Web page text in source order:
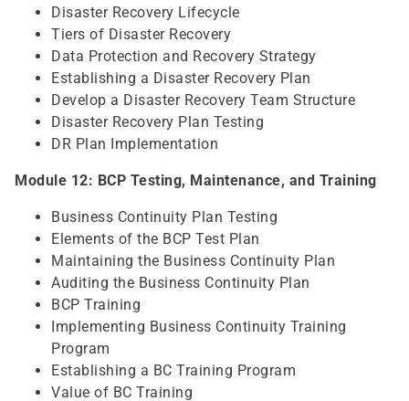
Disaster Recovery Lifecycle
Tiers of Disaster Recovery
Data Protection and Recovery Strategy
Establishing a Disaster Recovery Plan
Develop a Disaster Recovery Team Structure
Disaster Recovery Plan Testing
DR Plan Implementation
Module 12: BCP Testing, Maintenance, and Training
Business Continuity Plan Testing
Elements of the BCP Test Plan
Maintaining the Business Continuity Plan
Auditing the Business Continuity Plan
BCP Training
Implementing Business Continuity Training
Program
Establishing a BC Training Program
Value of BC Training